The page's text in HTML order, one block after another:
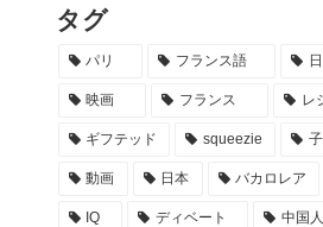
タグ
パリ フランス語
映画 フランス レ
ギフテッド squeezie
動画 日本 バカロレア
IQ ディベート 中国人